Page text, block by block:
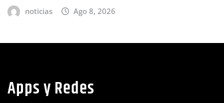
noticias Ago 8, 2026
Apps y Redes